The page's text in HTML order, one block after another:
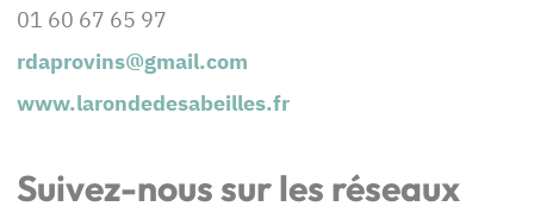
01 60 67 65 97
rdaprovins@gmail.com
www.larondedesabeilles.fr
Suivez-nous sur les réseaux